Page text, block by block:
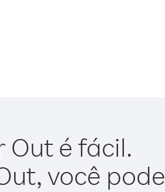
é fácil.
você